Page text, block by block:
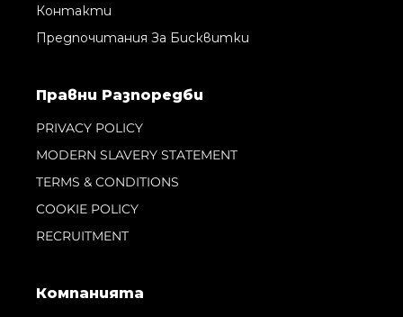
Контакти
Предпочитания За Бисквитки
Правни Pазпоредби
PRIVACY POLICY
MODERN SLAVERY STATEMENT
TERMS & CONDITIONS
COOKIE POLICY
RECRUITMENT
Компанията